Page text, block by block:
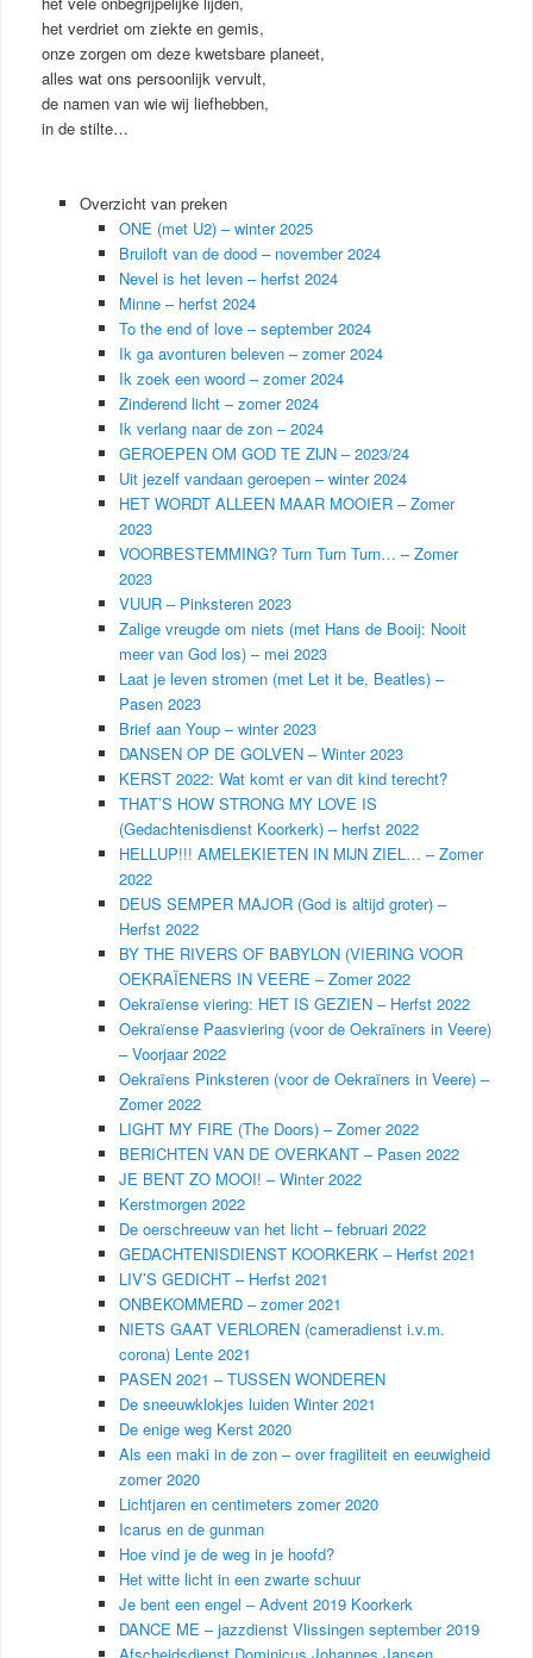
het verdriet om ziekte en gemis,
onze zorgen om deze kwetsbare planeet,
alles wat ons persoonlijk vervult,
de namen van wie wij liefhebben,
in de stilte…
Overzicht van preken
ONE (met U2) – winter 2025
Bruiloft van de dood – november 2024
Nevel is het leven – herfst 2024
Minne – herfst 2024
To the end of love – september 2024
Ik ga avonturen beleven – zomer 2024
Ik zoek een woord – zomer 2024
Zinderend licht – zomer 2024
Ik verlang naar de zon – 2024
GEROEPEN OM GOD TE ZIJN – 2023/24
Uit jezelf vandaan geroepen – winter 2024
HET WORDT ALLEEN MAAR MOOIER – Zomer
2023
VOORBESTEMMING? Turn Turn Turn… – Zomer
2023
VUUR – Pinksteren 2023
Zalige vreugde om niets (met Hans de Booij: Nooit
meer van God los) – mei 2023
Laat je leven stromen (met Let it be, Beatles) –
Pasen 2023
Brief aan Youp – winter 2023
DANSEN OP DE GOLVEN – Winter 2023
KERST 2022: Wat komt er van dit kind terecht?
THAT’S HOW STRONG MY LOVE IS
(Gedachtenisdienst Koorkerk) – herfst 2022
HELLUP!!! AMELEKIETEN IN MIJN ZIEL… – Zomer
2022
DEUS SEMPER MAJOR (God is altijd groter) –
Herfst 2022
BY THE RIVERS OF BABYLON (VIERING VOOR
OEKRAÏENERS IN VEERE – Zomer 2022
Oekraïense viering: HET IS GEZIEN – Herfst 2022
Oekraïense Paasviering (voor de Oekraïners in Veere)
– Voorjaar 2022
Oekraïens Pinksteren (voor de Oekraïners in Veere) –
Zomer 2022
LIGHT MY FIRE (The Doors) – Zomer 2022
BERICHTEN VAN DE OVERKANT – Pasen 2022
JE BENT ZO MOOI! – Winter 2022
Kerstmorgen 2022
De oerschreeuw van het licht – februari 2022
GEDACHTENISDIENST KOORKERK – Herfst 2021
LIV’S GEDICHT – Herfst 2021
ONBEKOMMERD – zomer 2021
NIETS GAAT VERLOREN (cameradienst i.v.m.
corona) Lente 2021
PASEN 2021 – TUSSEN WONDEREN
De sneeuwklokjes luiden Winter 2021
De enige weg Kerst 2020
Als een maki in de zon – over fragiliteit en eeuwigheid
zomer 2020
Lichtjaren en centimeters zomer 2020
Icarus en de gunman
Hoe vind je de weg in je hoofd?
Het witte licht in een zwarte schuur
Je bent een engel – Advent 2019 Koorkerk
DANCE ME – jazzdienst Vlissingen september 2019